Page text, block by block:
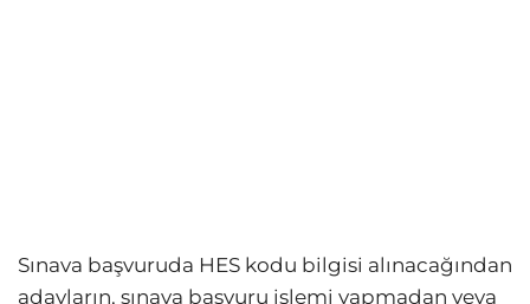
Sınava başvuruda HES kodu bilgisi alınacağından
adayların, sınava başvuru işlemi yapmadan veya